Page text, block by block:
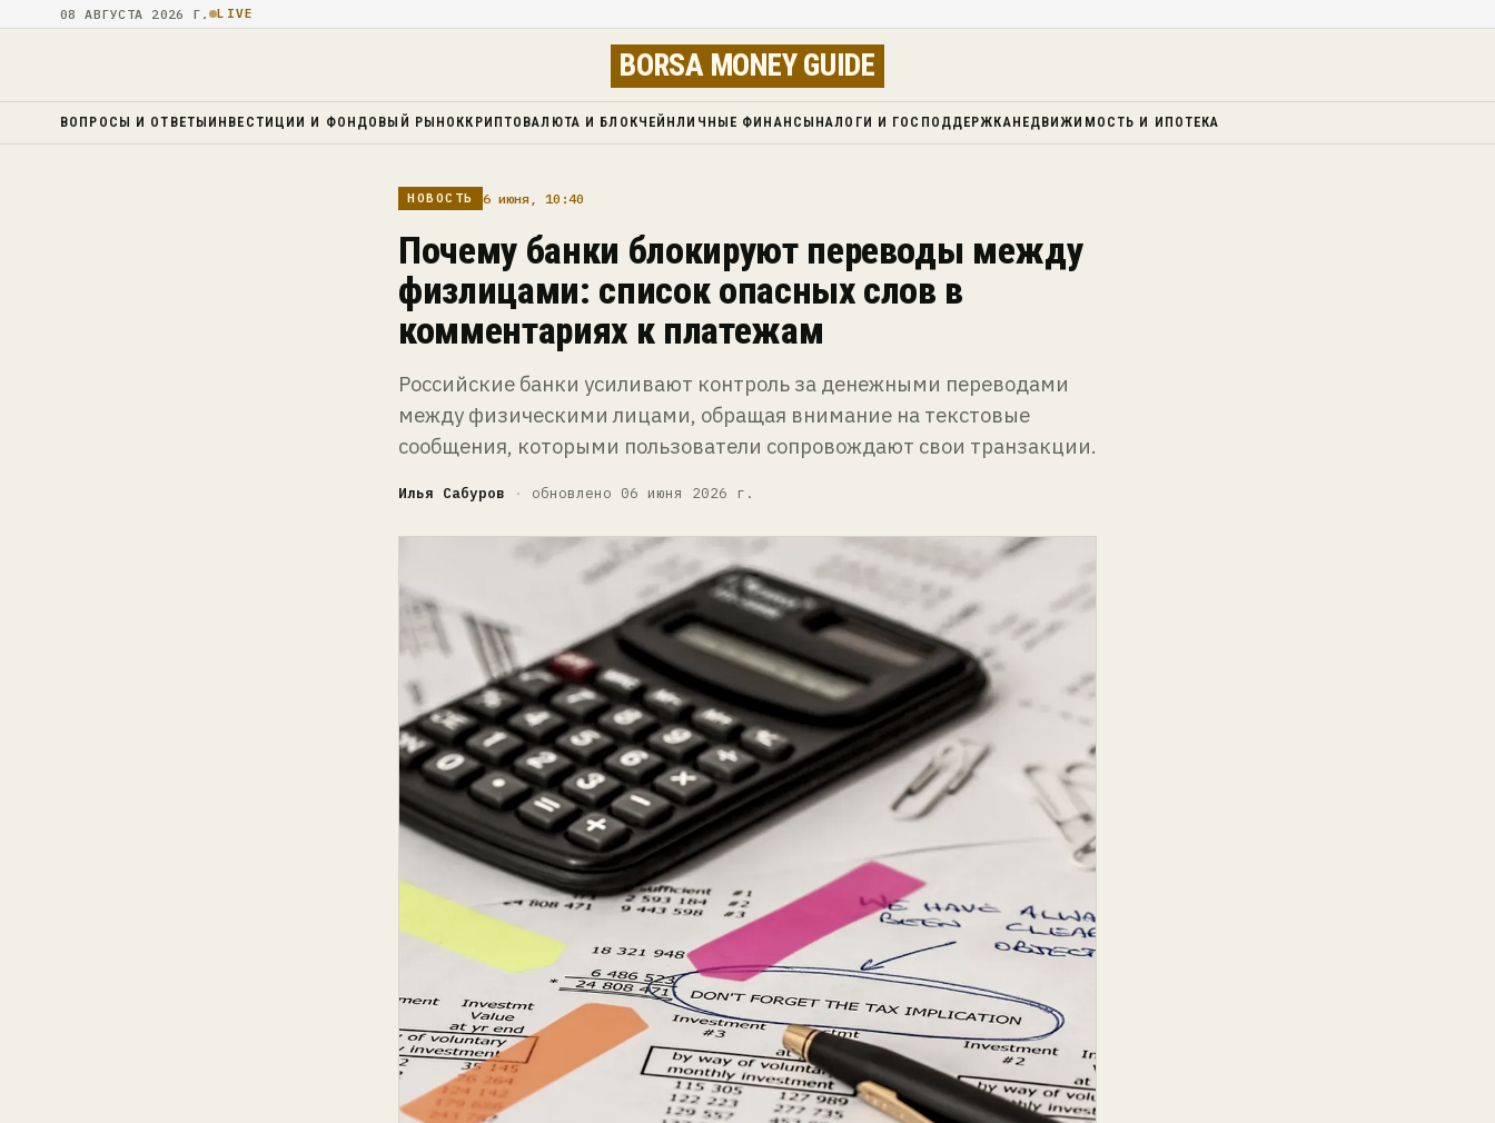
08 АВГУСТА 2026 Г. LIVE
BORSA MONEY GUIDE
ВОПРОСЫ И ОТВЕТЫ ИНВЕСТИЦИИ И ФОНДОВЫЙ РЫНОККРИПТОВАЛЮТА И БЛОКЧЕЙНЛИЧНЫЕ ФИНАНСЫ НАЛОГИ И ГОСПОДДЕРЖКАНЕДВИЖИМОСТЬ И ИПОТЕКА
НОВОСТЬ 6 июня, 10:40
Почему банки блокируют переводы между
физлицами: список опасных слов в
комментариях к платежам
Российские банки усиливают контроль за денежными переводами
между физическими лицами, обращая внимание на текстовые
сообщения, которыми пользователи сопровождают свои транзакции.
Илья Сабуров · обновлено 06 июня 2026 г.